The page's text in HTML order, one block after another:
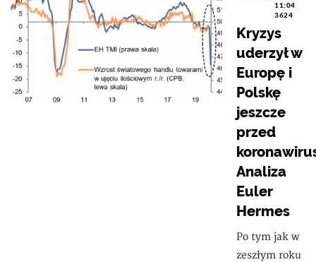
11:04
3624
Kryzys
uderzył w
Europę i
Polskę
jeszcze
przed
Analiza
Euler
Hermes
Po tym jak w
zeszłym roku